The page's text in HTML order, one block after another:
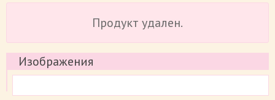
Продукт удален.
Изображения